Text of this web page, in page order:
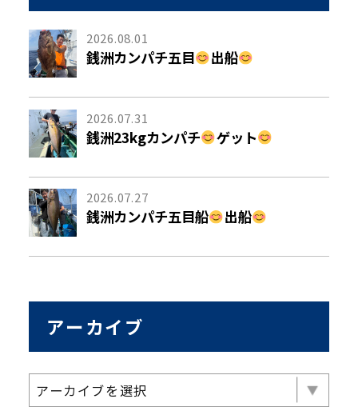
2026.08.01
銭洲カンパチ五目 出船
2026.07.31
銭洲23kgカンパチ ゲット
2026.07.27
銭洲カンパチ五目船 出船
アーカイブ
アーカイブを選択